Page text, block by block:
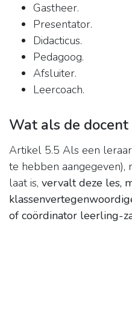
Gastheer.
Presentator.
Didacticus.
Pedagoog.
Afsluiter.
Leercoach.
Wat als de
Artikel 5.5 Als een
te hebben
laat is, vervalt deze les,
of coördinator leerling-